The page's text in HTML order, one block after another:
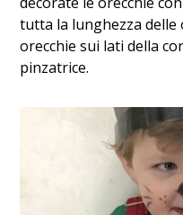
tutta la lunghezza delle
orecchie sui lati della
pinzatrice.